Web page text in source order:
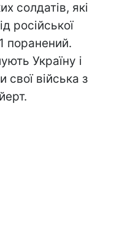
солдатів, які
російської
поранений.
Україну і
свої війська з